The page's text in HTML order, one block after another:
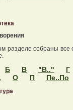
разделе собраны все
Б В "В.."
Г
О П Пе..По